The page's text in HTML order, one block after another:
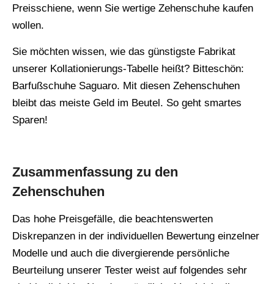
Preisschiene, wenn Sie wertige Zehenschuhe kaufen
wollen.
Sie möchten wissen, wie das günstigste Fabrikat
unserer Kollationierungs-Tabelle heißt? Bitteschön:
Barfußschuhe Saguaro. Mit diesen Zehenschuhen
bleibt das meiste Geld im Beutel. So geht smartes
Sparen!
Zusammenfassung zu den
Zehenschuhen
Das hohe Preisgefälle, die beachtenswerten
Diskrepanzen in der individuellen Bewertung einzelner
Modelle und auch die divergierende persönliche
Beurteilung unserer Tester weist auf folgendes sehr